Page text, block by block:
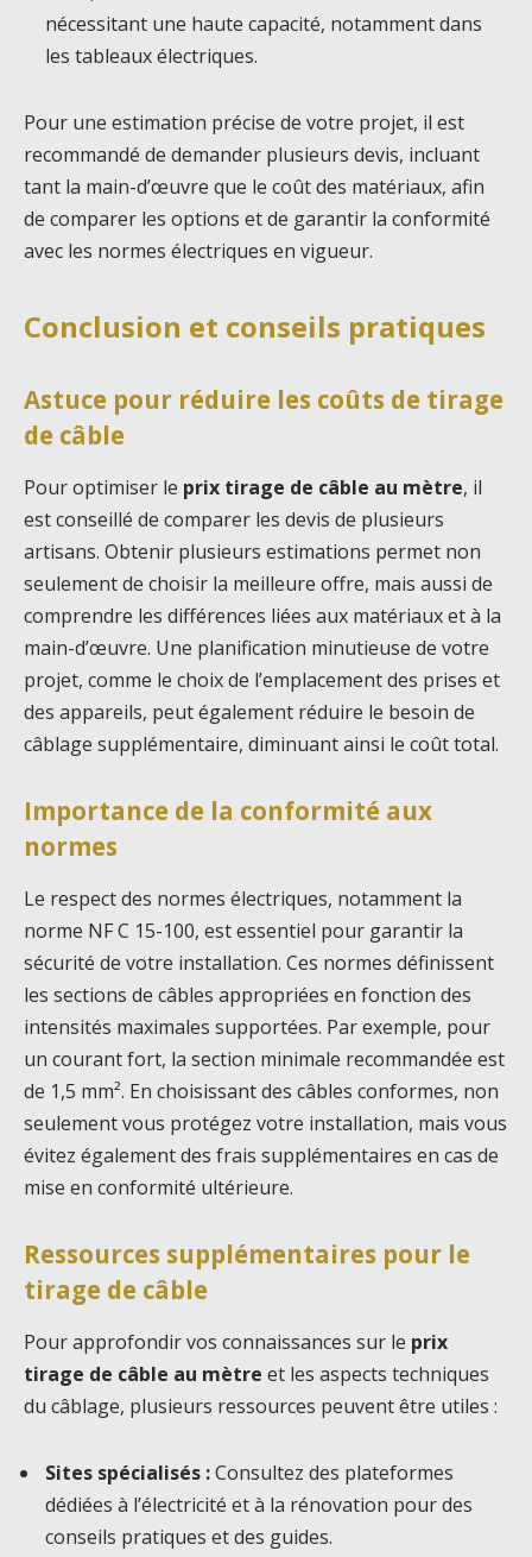
nécessitant une haute capacité, notamment dans
les tableaux électriques.
Pour une estimation précise de votre projet, il est
recommandé de demander plusieurs devis, incluant
tant la main-d’œuvre que le coût des matériaux, afin
de comparer les options et de garantir la conformité
avec les normes électriques en vigueur.
Conclusion et conseils pratiques
Astuce pour réduire les coûts de tirage
de câble
Pour optimiser le prix tirage de câble au mètre, il
est conseillé de comparer les devis de plusieurs
artisans. Obtenir plusieurs estimations permet non
seulement de choisir la meilleure offre, mais aussi de
comprendre les différences liées aux matériaux et à la
main-d’œuvre. Une planification minutieuse de votre
projet, comme le choix de l’emplacement des prises et
des appareils, peut également réduire le besoin de
câblage supplémentaire, diminuant ainsi le coût total.
Importance de la conformité aux
normes
Le respect des normes électriques, notamment la
norme NF C 15-100, est essentiel pour garantir la
sécurité de votre installation. Ces normes définissent
les sections de câbles appropriées en fonction des
intensités maximales supportées. Par exemple, pour
un courant fort, la section minimale recommandée est
de 1,5 mm². En choisissant des câbles conformes, non
seulement vous protégez votre installation, mais vous
évitez également des frais supplémentaires en cas de
mise en conformité ultérieure.
Ressources supplémentaires pour le
tirage de câble
Pour approfondir vos connaissances sur le prix
tirage de câble au mètre et les aspects techniques
du câblage, plusieurs ressources peuvent être utiles :
Sites spécialisés :Consultez des plateformes
dédiées à l’électricité et à la rénovation pour des
conseils pratiques et des guides.